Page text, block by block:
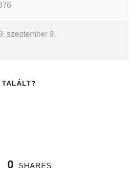
szeptember 9.
TALÁLT?
0 SHARES